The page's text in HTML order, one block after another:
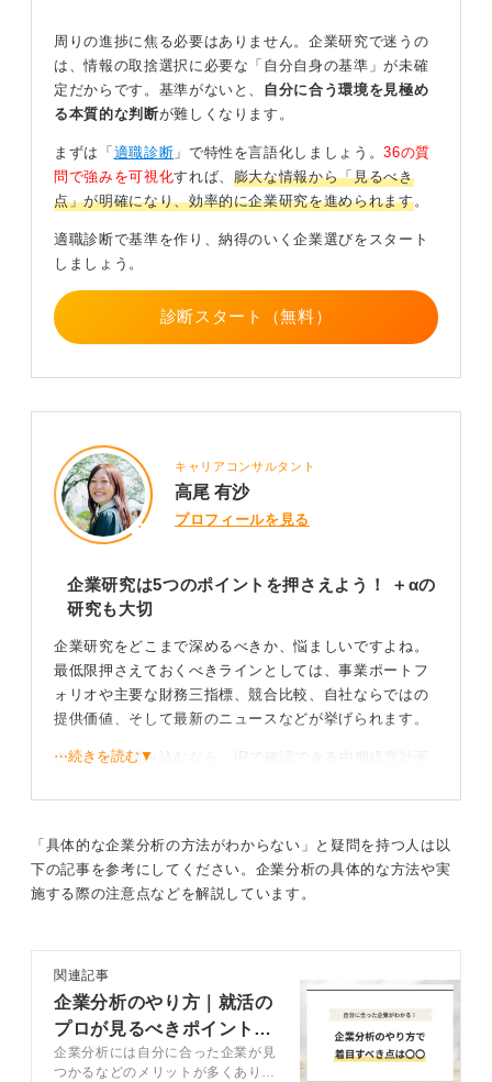
周りの進捗に焦る必要はありません。企業研究で迷うの
は、情報の取捨選択に必要な「自分自身の基準」が未確
定だからです。基準がないと、 自分に合う環境を見極め
る本質的な判断が難しくなります。
まずは「 適職診断 」で特性を言語化しましょう。36の質
問で強みを可視化すれば、 膨大な情報から「見るべき
点」が明確になり、効率的に企業研究を進められます。
適職診断で基準を作り、納得のいく企業選びをスタート
しましょう。
診断スタート（無料）
キャリアコンサルタント
高尾 有沙
プロフィールを見る
企業研究は5つのポイントを押さえよう！ ＋αの
研究も大切
企業研究をどこまで深めるべきか、悩ましいですよね。
最低限押さえておくべきラインとしては、事業ポートフ
ォリオや主要な財務三指標、競合比較、自社ならではの
提供価値、そして最新のニュースなどが挙げられます。
さらに一歩踏み込むなら、IRで確認できる中期経営計画
いる社員のキャリア事例まで調べておくと、より深い理
時間の配分は、一次面接までであれば1社につき約2時
間、本選考前であれば1社につき約4時間が目安です。
⋯続きを読む▼
「具体的な企業分析の方法がわからない」と疑問を持つ人は以
下の記事を参考にしてください。企業分析の具体的な方法や実
施する際の注意点などを解説しています。
関連記事
企業分析のやり方｜就活の
プロが見るべきポイントや
注意点を解説
企業分析には自分に合った企業が見
つかるなどのメリットが多くありま